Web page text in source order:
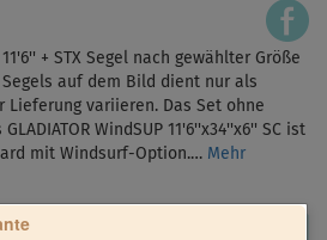
11'6'' + STX Segel nach gewählter Größe
auf dem Bild dient nur als
Lieferung variieren. Das Set ohne
WindSUP 11'6''x34''x6'' SC ist
mit Windsurf-Option.… Mehr